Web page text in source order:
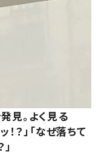
見。よく見る
？」「なぜ落ちて